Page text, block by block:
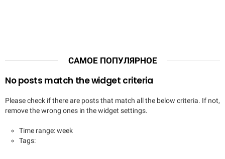
САМОЕ ПОПУЛЯРНОЕ
No posts match the widget criteria
Please check if there are posts that match all the below criteria. If not,
remove the wrong ones in the widget settings.
Time range: week
Tags: